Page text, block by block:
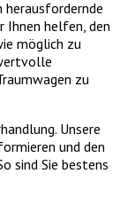
herausfordernde
Ihnen helfen, den
möglich zu
zu
Unsere
und den
sind Sie bestens